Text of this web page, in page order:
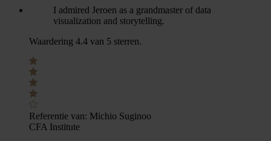
I admired Jeroen as a grandmaster of data
visualization and storytelling.
Waardering 4.4 van 5 sterren.
Referentie van: Michio Suginoo
CFA Institute